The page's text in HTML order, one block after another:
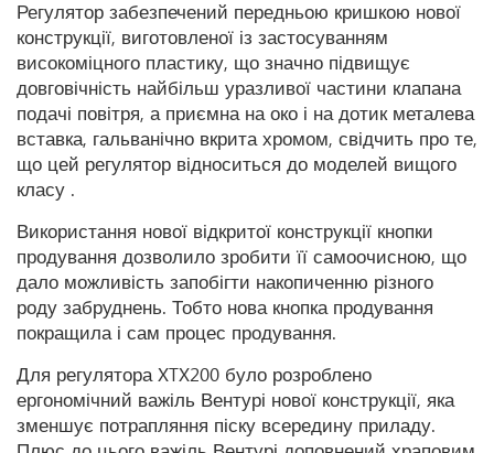
Регулятор забезпечений передньою кришкою нової
конструкції, виготовленої із застосуванням
високоміцного пластику, що значно підвищує
довговічність найбільш уразливої частини клапана
подачі повітря, а приємна на око і на дотик металева
вставка, гальванічно вкрита хромом, свідчить про те,
що цей регулятор відноситься до моделей вищого
класу .
Використання нової відкритої конструкції кнопки
продування дозволило зробити її самоочисною, що
дало можливість запобігти накопиченню різного
роду забруднень. Тобто нова кнопка продування
покращила і сам процес продування.
Для регулятора XTX200 було розроблено
ергономічний важіль Вентурі нової конструкції, яка
зменшує потрапляння піску всередину приладу.